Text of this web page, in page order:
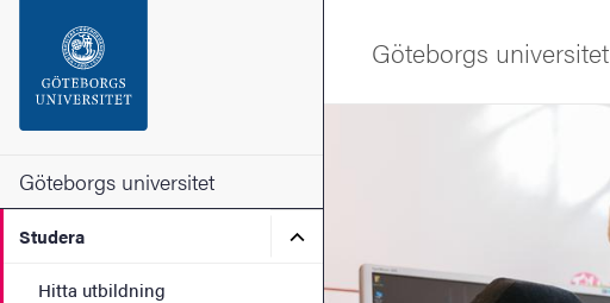
Sidfoten
Om webbplatsen
Göteborgs universitet
Studera Undermeny för Studera
Hitta utbildning
Göteborgs universitet